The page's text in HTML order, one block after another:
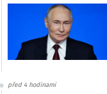
před 4 hodinami